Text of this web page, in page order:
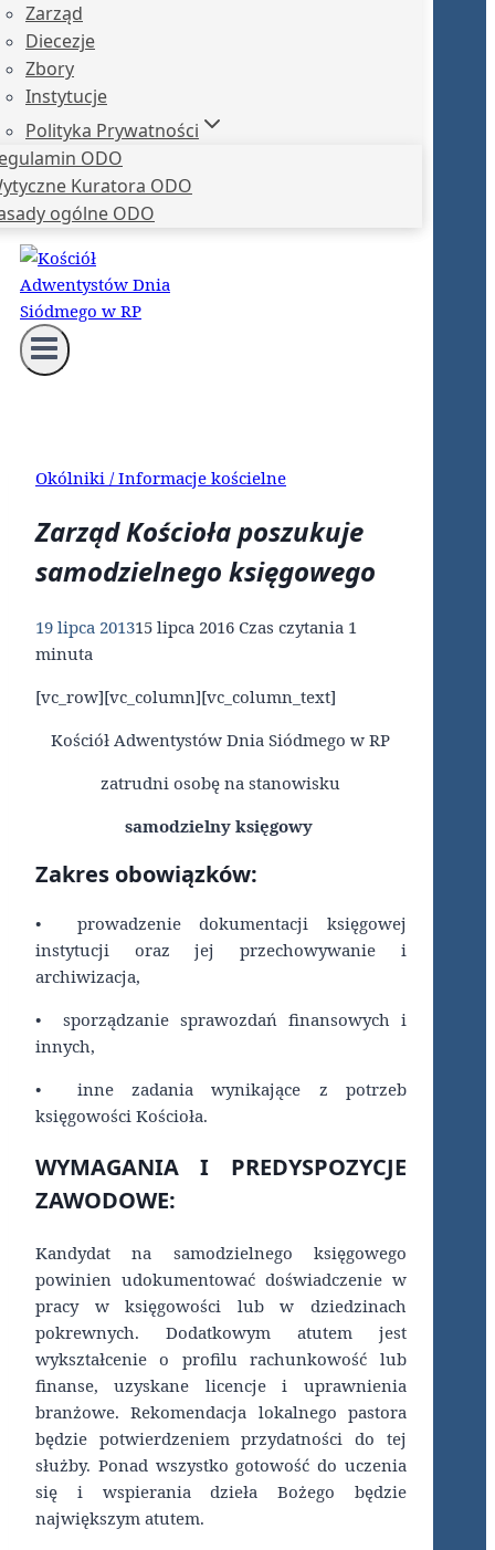
Zarząd
Diecezje
Zbory
Instytucje
Polityka Prywatności
ODO
Kuratora ODO
ogólne ODO
Okólniki / Informacje kościelne
Zarząd Kościoła poszukuje
samodzielnego księgowego
19 lipca 201315 lipca 2016 Czas czytania 1
minuta
[vc_row][vc_column][vc_column_text]
Kościół Adwentystów Dnia Siódmego w RP
zatrudni osobę na stanowisku
samodzielny księgowy
Zakres obowiązków:
• prowadzenie dokumentacji księgowej
instytucji oraz jej przechowywanie i
archiwizacja,
• sporządzanie sprawozdań finansowych i
innych,
• inne zadania wynikające z potrzeb
księgowości Kościoła.
WYMAGANIA I PREDYSPOZYCJE
ZAWODOWE:
Kandydat na samodzielnego księgowego
powinien udokumentować doświadczenie w
pracy w księgowości lub w dziedzinach
pokrewnych. Dodatkowym atutem jest
wykształcenie o profilu rachunkowość lub
finanse, uzyskane licencje i uprawnienia
branżowe. Rekomendacja lokalnego pastora
będzie potwierdzeniem przydatności do tej
służby. Ponad wszystko gotowość do uczenia
się i wspierania dzieła Bożego będzie
największym atutem.